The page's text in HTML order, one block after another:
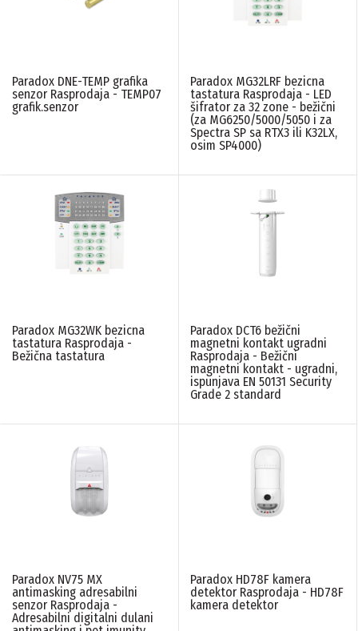
Paradox DNE-TEMP grafika
senzor Rasprodaja - TEMP07
grafik.senzor
Paradox MG32LRF bezicna
tastatura Rasprodaja - LED
šifrator za 32 zone - bežični
(za MG6250/5000/5050 i za
Spectra SP sa RTX3 ili K32LX,
osim SP4000)
Paradox MG32WK bezicna
tastatura Rasprodaja -
Bežična tastatura
Paradox DCT6 bežični
magnetni kontakt ugradni
Rasprodaja - Bežični
magnetni kontakt - ugradni,
ispunjava EN 50131 Security
Grade 2 standard
Paradox NV75 MX
antimasking adresabilni
senzor Rasprodaja -
Adresabilni digitalni dulani
Paradox HD78F kamera
detektor Rasprodaja - HD78F
kamera detektor